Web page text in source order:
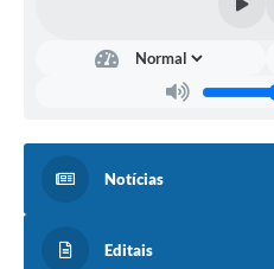
Notícias
Editais